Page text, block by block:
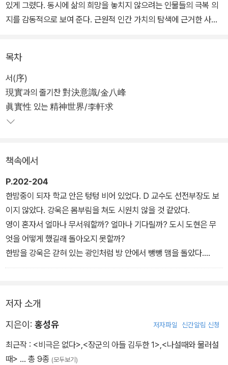
있게 그렸다. 동시에 삶의 희망을 놓치지 않으려는 인물들의 극복 의
지를 감동적으로 보여 준다. 근원적 인간 가치의 탐색에 근거한 사랑
목차
서(序)
現實과의 줄기찬 對決意識/金八峰
眞實性 있는 精神世界/李軒求
책속에서
P.202-204
한밤중이 되자 학교 안은 텅텅 비어 있었다. D 교수도 선전부장도 보
이지 않았다. 강욱은 몸부림을 쳐도 시원치 않을 것 같았다.
영이 혼자서 얼마나 무서워할까? 얼마나 기다릴까? 도시 도현은 무
엇을 어떻게 했길래 돌아오지 못할까?
한밤을 강욱은 갇혀 있는 광인처럼 방 안에서 뺑뺑 맴을 돌았다.
비와 함께 뿌려진 어둠과, 거기 쓰러박히는 포성으로 뒤덮인 서울.
쉬, 쉬, 쉬, 바람을 끊어 가는 포적(砲跡). 삶은 뺏아 가려는 듯한 그
굉음. 강욱은 그 뒤 흔들리는 소리에 몸이 솟구칠 때마다 자기 자신보
다는 영을 생각했다.
날이 밝아 오자, 강욱은 거리로 달려 나갔다. 교문을 벗어나서 원남동
저자 소개
지은이: 홍성유 저자파일 신간알림 신청
최근작 : <비극은 없다>,<장군의 아들 김두한 1>,<나설때와 물러설
때> … 총 9종 (모두보기)